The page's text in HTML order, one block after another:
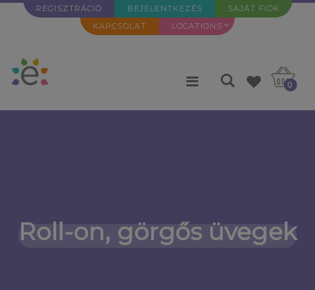
REGISZTRÁCIÓ BEJELENTKEZÉS
SAJÁT FIÓK
KAPCSOLAT
LOCATIONS
0
Roll-on, görgős üvegek